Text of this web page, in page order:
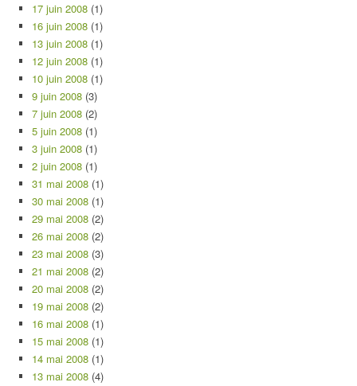
17 juin 2008 (1)
16 juin 2008 (1)
13 juin 2008 (1)
12 juin 2008 (1)
10 juin 2008 (1)
9 juin 2008 (3)
7 juin 2008 (2)
5 juin 2008 (1)
3 juin 2008 (1)
2 juin 2008 (1)
31 mai 2008 (1)
30 mai 2008 (1)
29 mai 2008 (2)
26 mai 2008 (2)
23 mai 2008 (3)
21 mai 2008 (2)
20 mai 2008 (2)
19 mai 2008 (2)
16 mai 2008 (1)
15 mai 2008 (1)
14 mai 2008 (1)
13 mai 2008 (4)